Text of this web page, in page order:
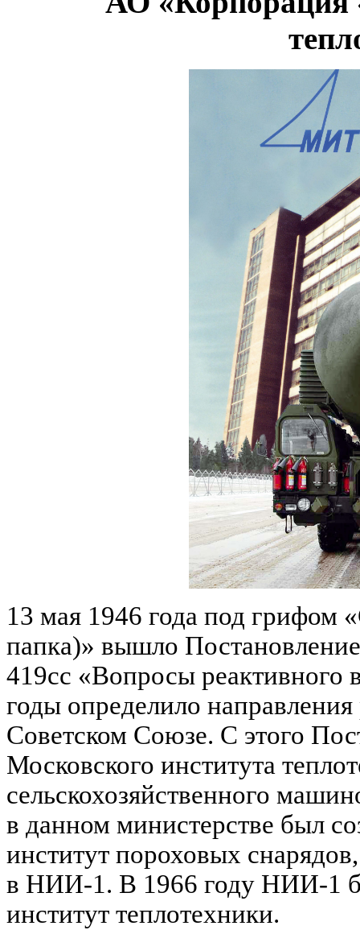
13 мая 1946 года под грифом
папка)» вышло
419сс «Вопросы реактивного
годы определило
Советском Союзе. С этого
Московского института
сельскохозяйственного
в данном министерстве был
институт пороховых
в НИИ-1. В 1966 году НИИ-1
институт теплотехники.